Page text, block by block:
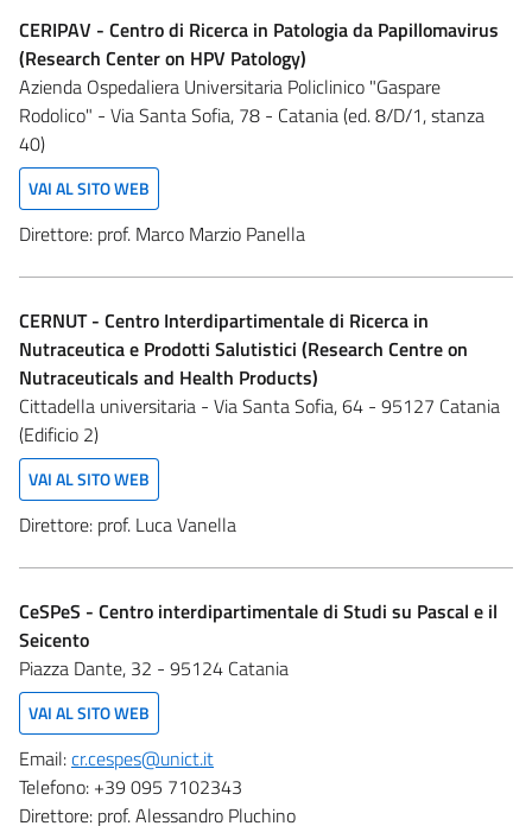
CERIPAV - Centro di Ricerca in Patologia da Papillomavirus
(Research Center on HPV Patology)
Azienda Ospedaliera Universitaria Policlinico "Gaspare
Rodolico" - Via Santa Sofia, 78 - Catania (ed. 8/D/1, stanza
40)
VAI AL SITO WEB
Direttore: prof. Marco Marzio Panella
CERNUT - Centro Interdipartimentale di Ricerca in
Nutraceutica e Prodotti Salutistici (Research Centre on
Nutraceuticals and Health Products)
Cittadella universitaria - Via Santa Sofia, 64 - 95127 Catania
(Edificio 2)
VAI AL SITO WEB
Direttore: prof. Luca Vanella
CeSPeS - Centro interdipartimentale di Studi su Pascal e il
Seicento
Piazza Dante, 32 - 95124 Catania
VAI AL SITO WEB
Email:cr.cespes@unict.it
Telefono: +39 095 7102343
Direttore: prof. Alessandro Pluchino